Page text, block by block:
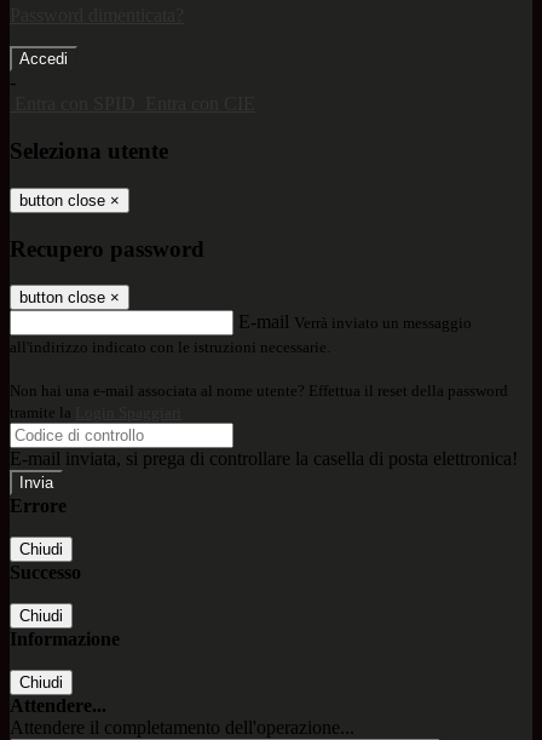
-
Seleziona utente
button close ×
Recupero password
button close ×
E-mail Verrà inviato un messaggio
all'indirizzo indicato con le istruzioni necessarie.
Non hai una e-mail associata al nome utente? Effettua il reset della password
tramite la
E-mail inviata, si prega di controllare la casella di posta elettronica!
Errore
Chiudi
Successo
Chiudi
Informazione
Chiudi
Attendere...
Attendere il completamento dell'operazione...